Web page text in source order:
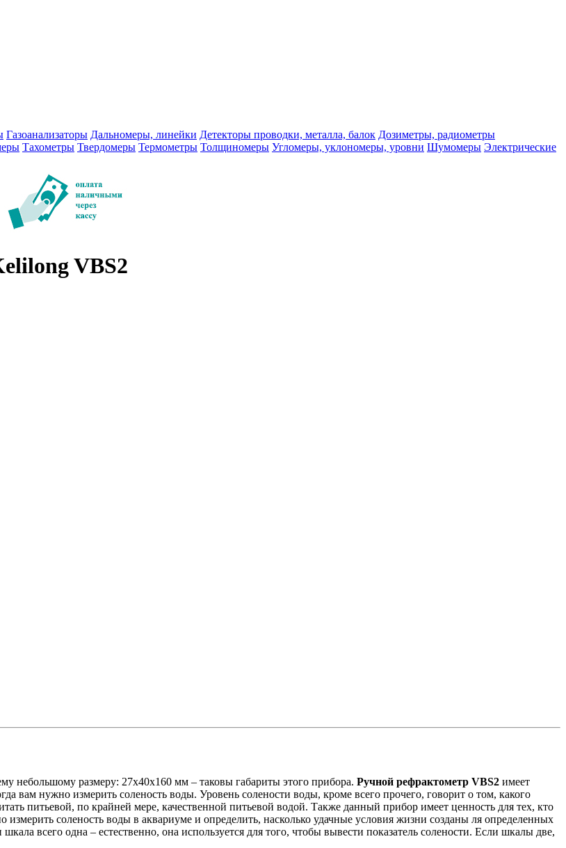
Газоанализаторы Дальномеры, линейки Детекторы проводки, металла, балок Дозиметры, радиометры
Тахометры Твердомеры Термометры Толщиномеры Угломеры, уклономеры, уровни Шумомеры Электрические
VBS2
небольшому размеру: 27х40х160 мм – таковы габариты этого прибора. Ручной рефрактометр VBS2 имеет
вам нужно измерить соленость воды. Уровень солености воды, кроме всего прочего, говорит о том, какого
питьевой, по крайней мере, качественной питьевой водой. Также данный прибор имеет ценность для тех, кто
соленость воды в аквариуме и определить, насколько удачные условия жизни созданы ля определенных
всего одна – естественно, она используется для того, чтобы вывести показатель солености. Если шкалы две,